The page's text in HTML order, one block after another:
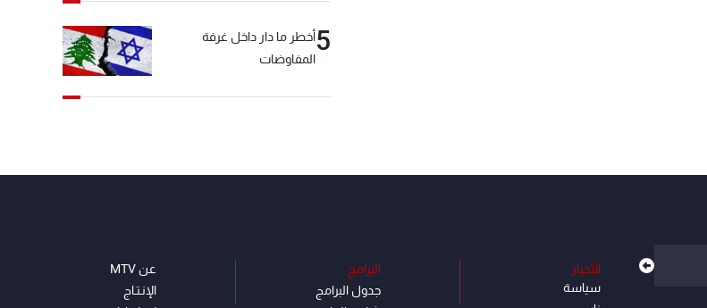
5أخطر ما دار داخل غرفة
المفاوضات
الأخبار
سياسة
البرامج
جدول البرامج
عن MTV
الإنـتـاج